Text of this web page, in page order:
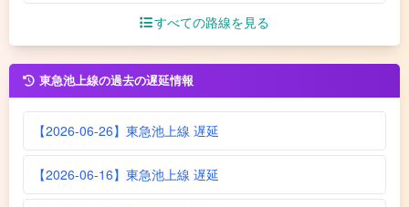
すべての路線を見る
東急池上線の過去の遅延情報
【2026-06-26】東急池上線 遅延
【2026-06-16】東急池上線 遅延